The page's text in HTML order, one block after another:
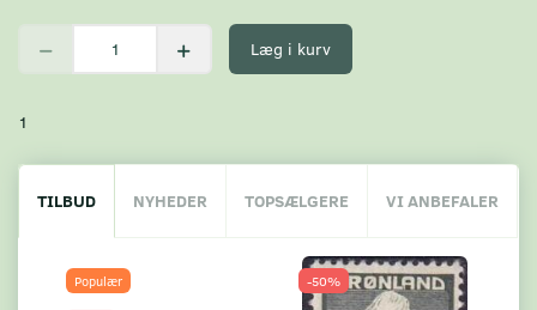
Læg i kurv
1
TILBUD NYHEDER TOPSÆLGERE VI ANBEFALER
Populær -50%